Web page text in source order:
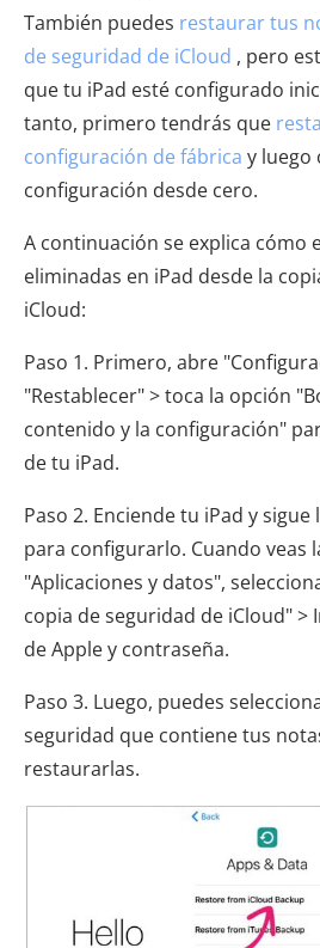
También puedes restaurar tus
de seguridad de iCloud , pero
que tu iPad esté configurado
tanto, primero tendrás que
configuración de fábrica y luego
configuración desde cero.
A continuación se explica cómo
eliminadas en iPad desde la
iCloud:
Paso 1. Primero, abre
"Restablecer" > toca la opción
contenido y la configuración"
de tu iPad.
Paso 2. Enciende tu iPad y
para configurarlo. Cuando veas
"Aplicaciones y datos",
copia de seguridad de iCloud" >
de Apple y contraseña.
Paso 3. Luego, puedes
seguridad que contiene tus
restaurarlas.